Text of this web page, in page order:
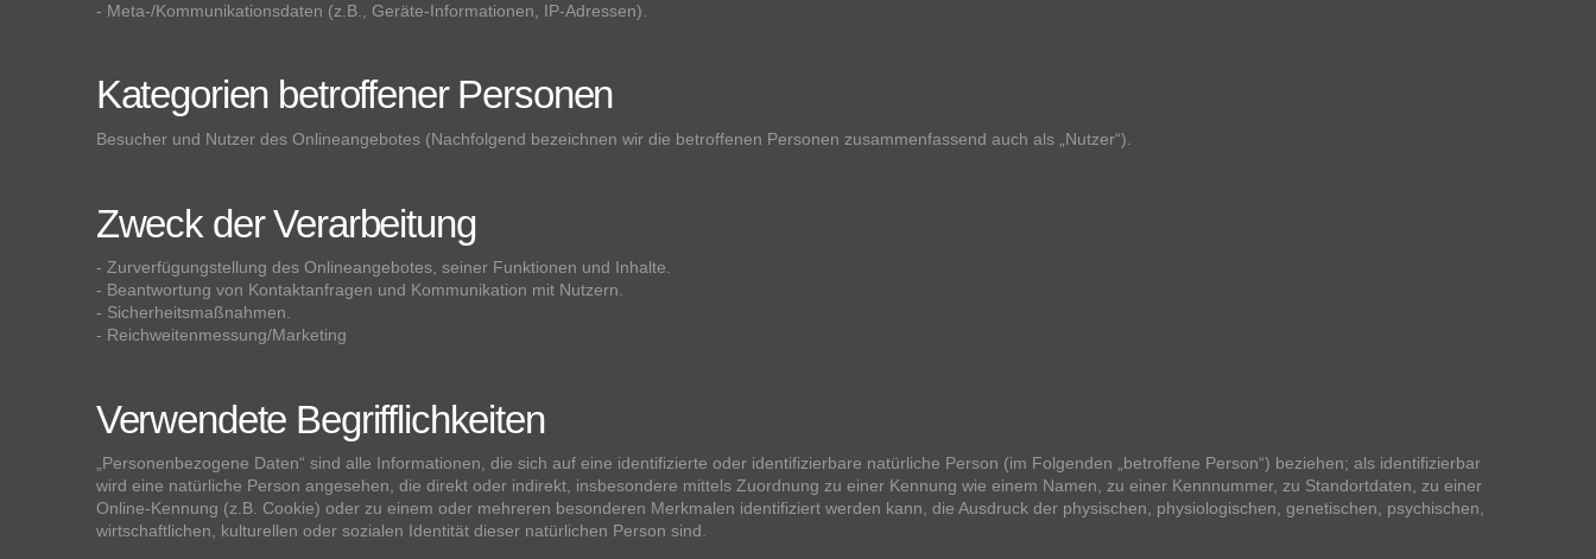
- Meta-/Kommunikationsdaten (z.B., Geräte-Informationen, IP-Adressen).
Kategorien betroffener Personen
Besucher und Nutzer des Onlineangebotes (Nachfolgend bezeichnen wir die betroffenen Personen zusammenfassend auch als „Nutzer“).
Zweck der Verarbeitung
- Zurverfügungstellung des Onlineangebotes, seiner Funktionen und Inhalte.
- Beantwortung von Kontaktanfragen und Kommunikation mit Nutzern.
- Sicherheitsmaßnahmen.
- Reichweitenmessung/Marketing
Verwendete Begrifflichkeiten
„Personenbezogene Daten“ sind alle Informationen, die sich auf eine identifizierte oder identifizierbare natürliche Person (im Folgenden „betroffene Person“) beziehen; als identifizierbar
wird eine natürliche Person angesehen, die direkt oder indirekt, insbesondere mittels Zuordnung zu einer Kennung wie einem Namen, zu einer Kennnummer, zu Standortdaten, zu einer
Online-Kennung (z.B. Cookie) oder zu einem oder mehreren besonderen Merkmalen identifiziert werden kann, die Ausdruck der physischen, physiologischen, genetischen, psychischen,
wirtschaftlichen, kulturellen oder sozialen Identität dieser natürlichen Person sind.